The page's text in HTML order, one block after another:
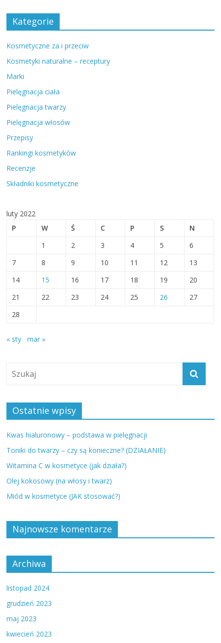
Kategorie
Kosmetyczne za i przeciw
Kosmetyki naturalne – receptury
Marki
Pielęgnacja ciała
Pielęgnacja twarzy
Pielęgnacja włosów
Przepisy
Rankingi kosmetyków
Recenzje
Składniki kosmetyczne
luty 2022
P
W Ś C P S
N
1
2 3 4 5
6
7
8 9 10 11 12
13
14
15 16 17 18 19
20
21
22 23 24 25 26
27
28
« sty mar »
Ostatnie wpisy
Kwas hialuronowy – podstawa w pielęgnacji
Toniki do twarzy – czy są konieczne? (DZIAŁANIE)
Witamina C w kosmetyce (jak działa?)
Olej kokosowy (na włosy i twarz)
Miód w kosmetyce (JAK stosować?)
Najnowsze komentarze
Archiwa
listopad 2024
grudzień 2023
maj 2023
kwiecień 2023